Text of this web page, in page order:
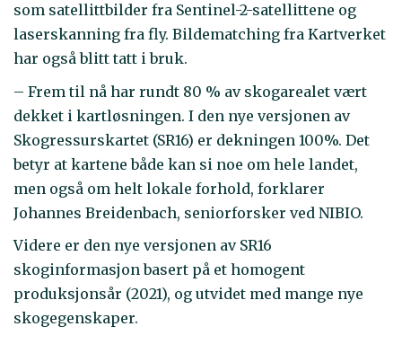
som satellittbilder fra Sentinel-2-satellittene og
laserskanning fra fly. Bildematching fra Kartverket
har også blitt tatt i bruk.
– Frem til nå har rundt 80 % av skogarealet vært
dekket i kartløsningen. I den nye versjonen av
Skogressurskartet (SR16) er dekningen 100%. Det
betyr at kartene både kan si noe om hele landet,
men også om helt lokale forhold, forklarer
Johannes Breidenbach, seniorforsker ved NIBIO.
Videre er den nye versjonen av SR16
skoginformasjon basert på et homogent
produksjonsår (2021), og utvidet med mange nye
skogegenskaper.